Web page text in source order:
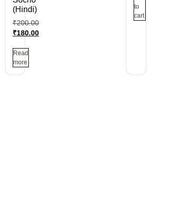
(Hindi)
₹200.00
₹180.00
Read
more
to
cart